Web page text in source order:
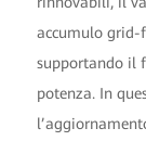
accumulo
supportando il
potenza. In